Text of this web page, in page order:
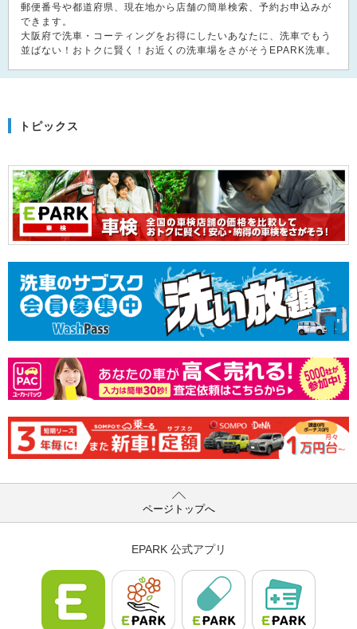
郵便番号や都道府県、現在地から店舗の簡単検索、予約お申込みが
できます。
大阪府で洗車・コーティングをお得にしたいあなたに、洗車でもう
並ばない！おトクに賢く！お近くの洗車場をさがそうEPARK洗車。
トピックス
ページトップへ